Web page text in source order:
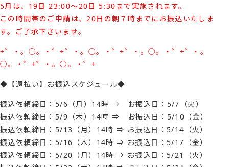
5月は、19日 23:00～20日 5:30まで実施されます。
この時間帯のご申請は、20日の朝７時までにお振込いたしま
す。ご了承下さいませ。
+゜・。○。・゜+゜・。○。・゜+゜・。○。・゜+゜・。
○。・゜+゜・。○。・゜+
◆【週払い】お振込スケジュール◆
振込依頼締日：5/6（月）14時 ⇒ お振込日：5/7（火）
振込依頼締日：5/9（木）14時 ⇒ お振込日：5/10（金）
振込依頼締日：5/13（月）14時 ⇒ お振込日：5/14（火）
振込依頼締日：5/16（木）14時 ⇒ お振込日：5/17（金）
振込依頼締日：5/20（月）14時 ⇒ お振込日：5/21（火）